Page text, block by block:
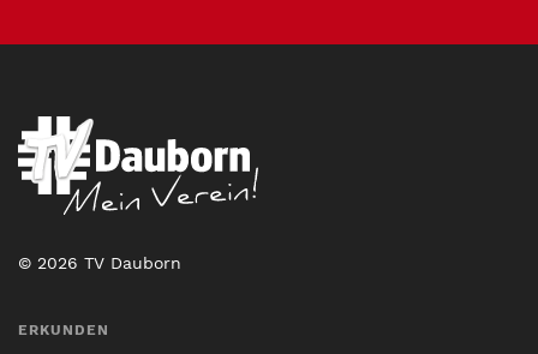
© 2026 TV Dauborn
ERKUNDEN